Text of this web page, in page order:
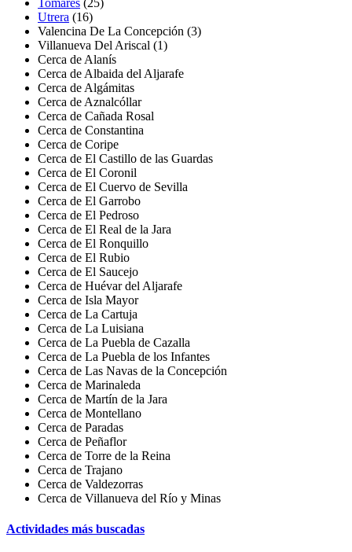
Utrera (16)
Valencina De La Concepción (3)
Villanueva Del Ariscal (1)
Cerca de Alanís
Cerca de Albaida del Aljarafe
Cerca de Algámitas
Cerca de Aznalcóllar
Cerca de Cañada Rosal
Cerca de Constantina
Cerca de Coripe
Cerca de El Castillo de las Guardas
Cerca de El Coronil
Cerca de El Cuervo de Sevilla
Cerca de El Garrobo
Cerca de El Pedroso
Cerca de El Real de la Jara
Cerca de El Ronquillo
Cerca de El Rubio
Cerca de El Saucejo
Cerca de Huévar del Aljarafe
Cerca de Isla Mayor
Cerca de La Cartuja
Cerca de La Luisiana
Cerca de La Puebla de Cazalla
Cerca de La Puebla de los Infantes
Cerca de Las Navas de la Concepción
Cerca de Marinaleda
Cerca de Martín de la Jara
Cerca de Montellano
Cerca de Paradas
Cerca de Peñaflor
Cerca de Torre de la Reina
Cerca de Trajano
Cerca de Valdezorras
Cerca de Villanueva del Río y Minas
Actividades más buscadas